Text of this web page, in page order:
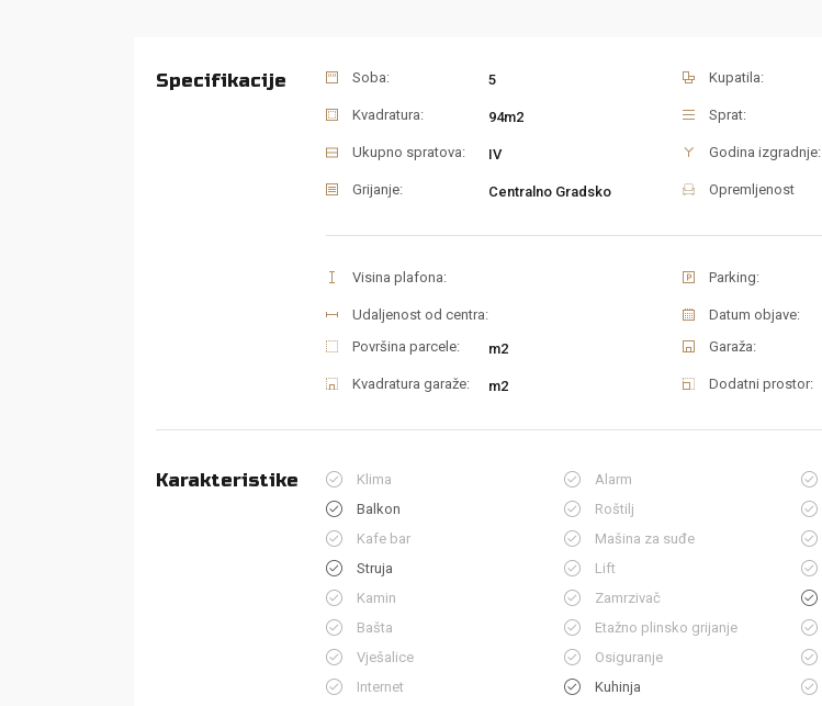
Specifikacije Soba: 5 Kupatila:
Kvadratura: 94m2 Sprat:
Ukupno spratova: IV Godina izgradnje:
Grijanje: Centralno Gradsko Opremljenost
Visina plafona: Parking:
Udaljenost od centra:
Datum objave:
Površina parcele:
m2 Garaža:
Kvadratura garaže: m2 Dodatni prostor:
Karakteristike Klima Alarm
Balkon
Roštilj
Kafe bar
Mašina za suđe
Struja
Lift
Kamin
Zamrzivač
Bašta
Etažno plinsko grijanje
Vješalice
Osiguranje
Internet
Kuhinja